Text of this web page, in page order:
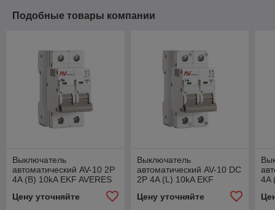
Подобные товары компании
Выключатель
автоматический AV-10 2P
4A (B) 10kA EKF AVERES
Цену уточняйте
Выключатель
автоматический AV-10 DC
2P 4A (L) 10kA EKF
Цену уточняйте
4A